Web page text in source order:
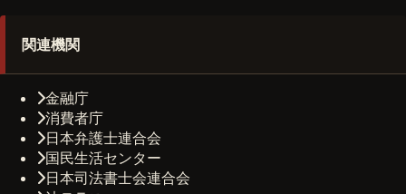
関連機関
金融庁
消費者庁
日本弁護士連合会
国民生活センター
日本司法書士会連合会